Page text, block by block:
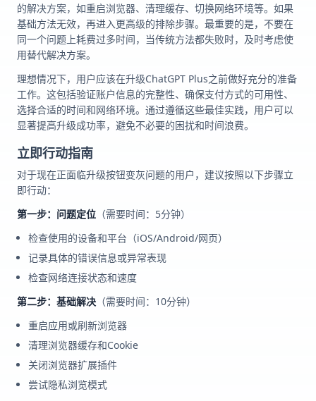
的解决方案，如重启浏览器、清理缓存、切换网络环境等。如果
基础方法无效，再进入更高级的排除步骤。最重要的是，不要在
同一个问题上耗费过多时间，当传统方法都失败时，及时考虑使
用替代解决方案。
理想情况下，用户应该在升级ChatGPT Plus之前做好充分的准备
工作。这包括验证账户信息的完整性、确保支付方式的可用性、
选择合适的时间和网络环境。通过遵循这些最佳实践，用户可以
显著提高升级成功率，避免不必要的困扰和时间浪费。
立即行动指南
对于现在正面临升级按钮变灰问题的用户，建议按照以下步骤立
即行动：
第一步：问题定位 （需要时间：5分钟）
检查使用的设备和平台（iOS/Android/网页）
记录具体的错误信息或异常表现
检查网络连接状态和速度
第二步：基础解决 （需要时间：10分钟）
重启应用或刷新浏览器
清理浏览器缓存和Cookie
关闭浏览器扩展插件
尝试隐私浏览模式